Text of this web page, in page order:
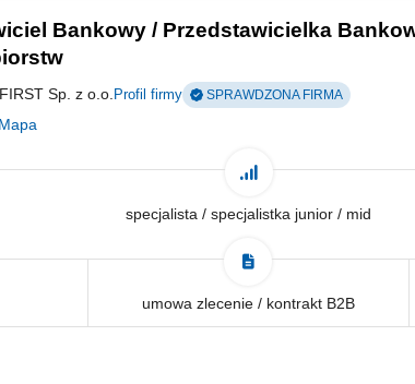
Bankowy / Przedstawicielka
Sp. z o.o. Profil firmy SPRAWDZONA FIRMA
Mapa
specjalista / specjalistka junior / mid
umowa zlecenie / kontrakt B2B